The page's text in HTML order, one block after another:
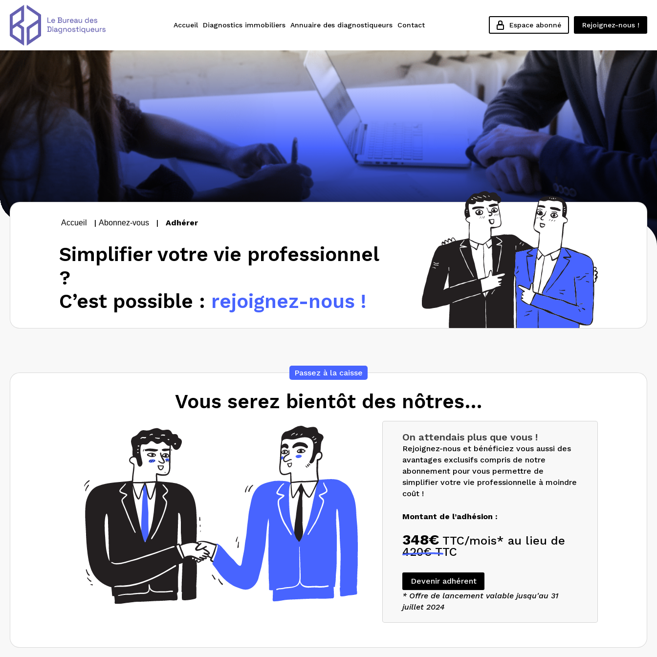
Accueil Diagnostics immobiliers Annuaire des diagnostiqueurs Contact Espace abonné Rejoignez-nous !
Accueil | Abonnez-vous | Adhérer
Simplifier votre vie professionnel
?
C’est possible : rejoignez-nous !
Passez à la caisse
Vous serez bientôt des nôtres…
On attendais plus que vous !
Rejoignez-nous et bénéficiez vous aussi des
avantages exclusifs compris de notre
abonnement pour vous permettre de
simplifier votre vie professionnelle à moindre
coût !
Montant de l’adhésion :
348€ TTC/mois* au lieu de
420€ TTC
Devenir adhérent
* Offre de lancement valable jusqu'au 31
juillet 2024